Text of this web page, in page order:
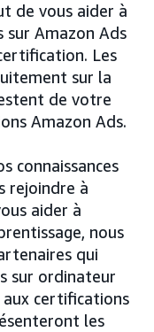
de vous aider à
sur Amazon Ads
Les
sur la
de votre
Amazon Ads.
connaissances
rejoindre à
aider à
nous
qui
sur ordinateur
certifications
les